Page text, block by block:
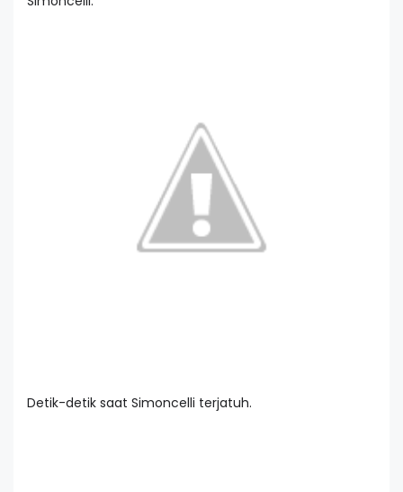
Detik-detik saat Simoncelli terjatuh.